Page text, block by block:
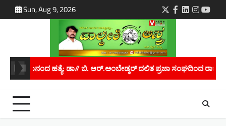
to
Sun, Aug 9, 2026 Twitter
Facebook
LinkedIn
ದಲಿತ ಪ್ರಜಾ ಸಂಘದಿಂದ ರಾಜ್ಯಪಾಲರಿಗೆ ಮನವಿ.. ಮಾನವ